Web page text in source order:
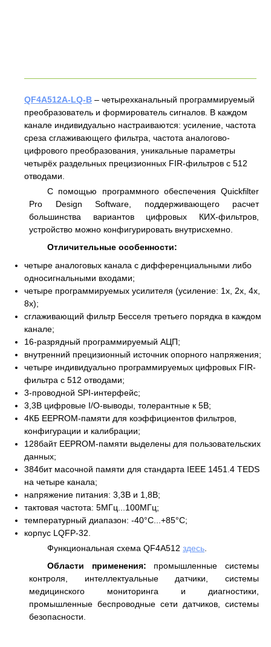
QF4A512A-LQ-B – четырехканальный программируемый
преобразователь и формирователь сигналов. В каждом
канале индивидуально настраиваются: усиление, частота
среза сглаживающего фильтра, частота аналогово-
цифрового преобразования, уникальные параметры
четырёх раздельных прецизионных FIR-фильтров с 512
отводами.
С помощью программного обеспечения Quickfilter
Pro Design Software, поддерживающего расчет
большинства вариантов цифровых КИХ-фильтров,
устройство можно конфигурировать внутрисхемно.
Отличительные особенности:
четыре аналоговых канала c дифференциальными либо
односигнальными входами;
четыре программируемых усилителя (усиление: 1x, 2x, 4x,
8x);
сглаживающий фильтр Бесселя третьего порядка в каждом
канале;
16-разрядный программируемый АЦП;
внутренний прецизионный источник опорного напряжения;
четыре индивидуально программируемых цифровых FIR-
фильтра с 512 отводами;
3-проводной SPI-интерфейс;
3,3В цифровые I/O-выводы, толерантные к 5В;
4КБ EEPROM-памяти для коэффициентов фильтров,
конфигурации и калибрации;
128байт EEPROM-памяти выделены для пользовательских
данных;
384бит масочной памяти для стандарта IEEE 1451.4 TEDS
на четыре канала;
напряжение питания: 3,3В и 1,8В;
тактовая частота: 5МГц...100МГц;
температурный диапазон: -40°C...+85°C;
корпус LQFP-32.
Функциональная схема QF4A512 здесь
Области применения: промышленные системы
контроля, интеллектуальные датчики, системы
медицинского мониторинга и диагностики,
промышленные беспроводные сети датчиков, системы
безопасности.